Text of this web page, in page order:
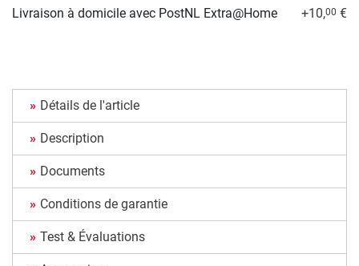
Livraison à domicile avec PostNL Extra@Home +10,00 €
Détails de l'article
Description
Documents
Conditions de garantie
Test & Évaluations